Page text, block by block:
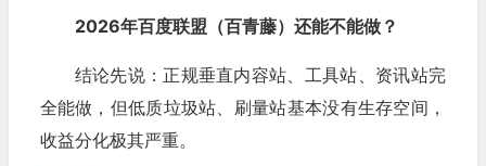
2026年百度联盟（百青藤）还能不能做？
结论先说：正规垂直内容站、工具站、资讯站完
全能做，但低质垃圾站、刷量站基本没有生存空间，
收益分化极其严重。